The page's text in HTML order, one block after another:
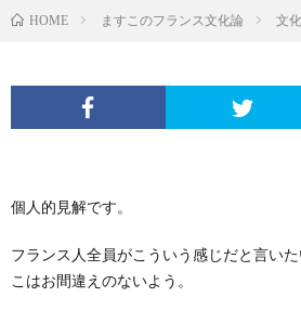
HOME ますこのフランス文化論 文
個人的見解です。
フランス人全員がこういう感じだと言い
こはお間違えのないよう。